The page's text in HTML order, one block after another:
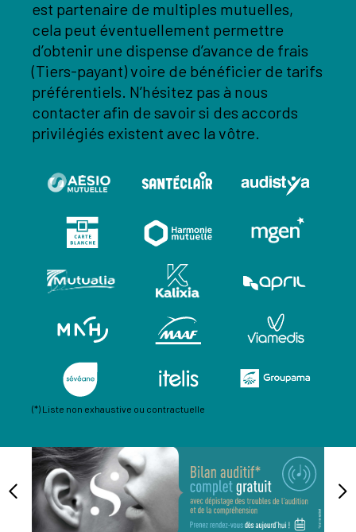
est partenaire de multiples mutuelles,
cela peut éventuellement permettre
d’obtenir une dispense d’avance de frais
(Tiers-payant) voire de bénéficier de tarifs
préférentiels. N’hésitez pas à nous
contacter afin de savoir si des accords
privilégiés existent avec la vôtre.
(*) Liste non exhaustive ou contractuelle